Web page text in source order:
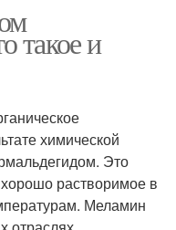
такое и
химической
Это
растворимое в
Меламин